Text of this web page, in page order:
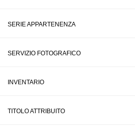
SERIE APPARTENENZA
SERVIZIO FOTOGRAFICO
INVENTARIO
TITOLO ATTRIBUITO